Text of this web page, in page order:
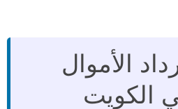
الأموال
الكويت